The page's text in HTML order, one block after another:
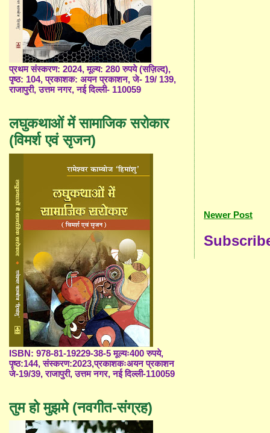
Newer Post
प्रथम संस्करण: 2024, मूल्य: 280 रुपये (सज़िल्द),
पृष्ठ: 104, प्रकाशक: अयन प्रकाशन, जे- 19/ 139,
राजापुरी, उत्तम नगर, नई दिल्ली- 110059
लघुकथाओं में सामाजिक सरोकार
(विमर्श एवं सृजन)
ISBN: 978-81-19229-38-5 मूल्यः400 रुपये,
पृष्ठ:144, संस्करण:2023,प्रकाशकःअयन प्रकाशन
जे-19/39, राजापुरी, उत्तम नगर, नई दिल्ली-110059
तुम हो मुझमे (नवगीत-संग्रह)